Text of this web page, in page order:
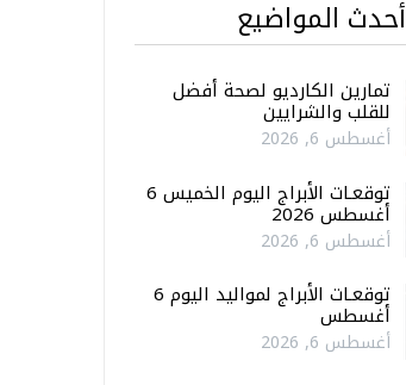
أحدث المواضيع
تمارين الكارديو لصحة أفضل
للقلب والشرايين
أغسطس 6, 2026
توقعـات الأبراج اليوم الخميس 6
أغسطس 2026
أغسطس 6, 2026
توقعـات الأبراج لمواليد اليوم 6
أغسطس
أغسطس 6, 2026